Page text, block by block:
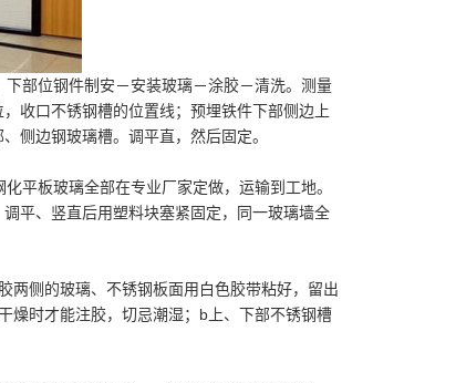
部位钢件制安－安装玻璃－涂胶－清洗。测量
收口不锈钢槽的位置线；预埋铁件下部侧边上
侧边钢玻璃槽。调平直，然后固定。
平板玻璃全部在专业厂家定做，运输到工地。
平、竖直后用塑料块塞紧固定，同一玻璃墙全
两侧的玻璃、不锈钢板面用白色胶带粘好，留出
燥时才能注胶，切忌潮湿；b上、下部不锈钢槽